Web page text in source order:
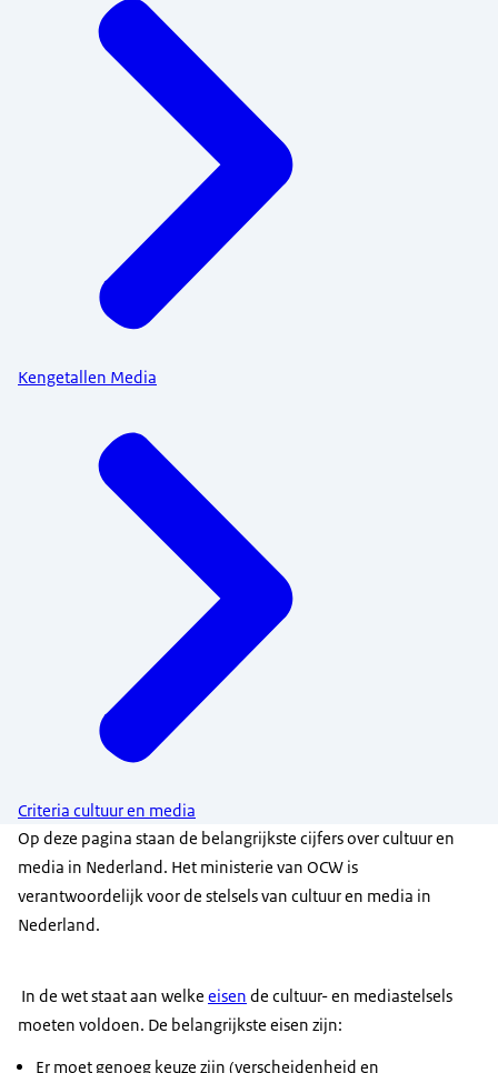
Kengetallen Media
Criteria cultuur en media
Op deze pagina staan de belangrijkste cijfers over cultuur en
media in Nederland. Het ministerie van OCW is
verantwoordelijk voor de stelsels van cultuur en media in
Nederland.
In de wet staat aan welke eisen de cultuur- en mediastelsels
moeten voldoen. De belangrijkste eisen zijn:
Er moet genoeg keuze zijn (verscheidenheid en